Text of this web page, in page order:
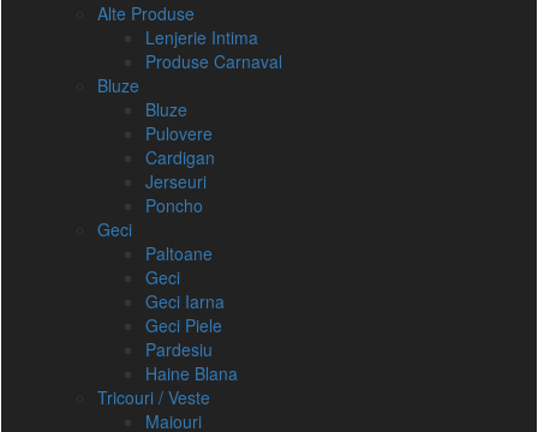
Alte Produse
Lenjerie Intima
Produse Carnaval
Bluze
Bluze
Pulovere
Cardigan
Jerseuri
Poncho
Geci
Paltoane
Geci
Geci Iarna
Geci Piele
Pardesiu
Haine Blana
Tricouri / Veste
Maiouri